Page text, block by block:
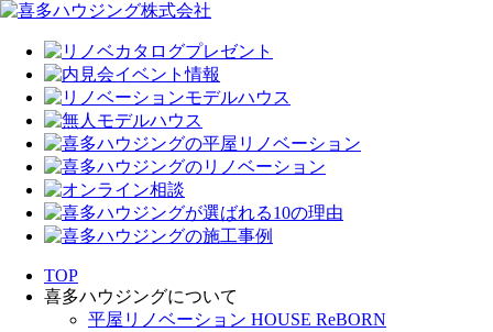
TOP
喜多ハウジングについて
平屋リノベーション HOUSE ReBORN